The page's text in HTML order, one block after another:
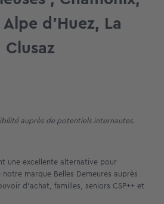
d’Huez, La
Clusaz
auprès de potentiels internautes.
une excellente alternative pour
marque Belles Demeures auprès
d’achat, familles, seniors CSP++ et